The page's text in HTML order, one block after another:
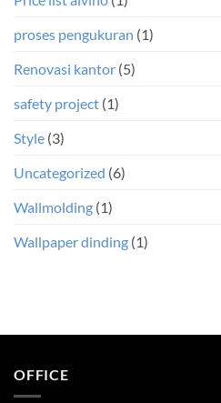
proses pengukuran (1)
Renovasi kantor (5)
safety project (1)
Style (3)
Uncategorized (6)
Wallmolding (1)
Wallpaper dinding (1)
OFFICE